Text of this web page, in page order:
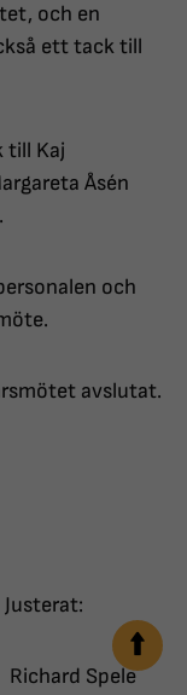
och en
ett tack till
till Kaj
Åsén
och
avslutat.
Spele